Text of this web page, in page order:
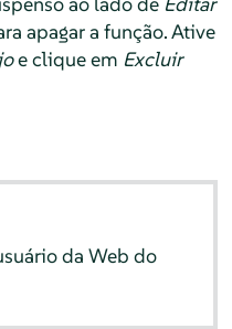
apagar a função. Ative
e clique em Excluir
da Web do